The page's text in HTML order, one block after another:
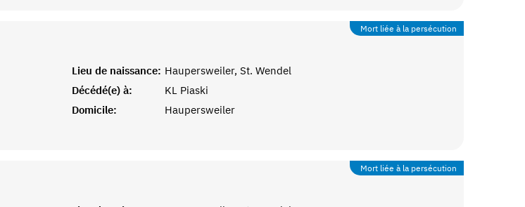
Mort liée à la persécution
Lieu de naissance: Haupersweiler, St. Wendel
Décédé(e) à:
KL Piaski
Domicile:
Haupersweiler
Mort liée à la persécution